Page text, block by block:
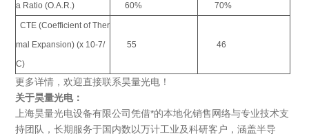
a Ratio (O.A.R.)
60% 70%
CTE (Coefficient of Ther
mal Expansion) (x 10-7/
C)
55 46
更多详情，欢迎直接联系昊量光电！
关于昊量光电：
上海昊量光电设备有限公司凭借*的本地化销售网络与专业技术支
持团队，长期服务于国内数以万计工业及科研客户，涵盖半导